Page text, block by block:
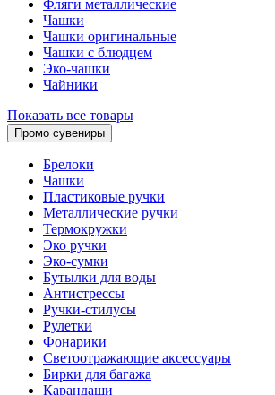
Фляги металлические
Чашки
Чашки оригинальные
Чашки с блюдцем
Эко-чашки
Чайники
Показать все товары
Промо сувениры
Брелоки
Чашки
Пластиковые ручки
Металлические ручки
Термокружки
Эко ручки
Эко-сумки
Бутылки для воды
Антистрессы
Ручки-стилусы
Рулетки
Фонарики
Светоотражающие аксессуары
Бирки для багажа
Карандаши